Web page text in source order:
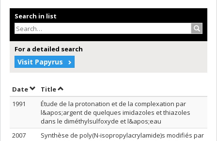
Search in list
For a detailed search
Visit Papyrus
DateSort by date in descending order
TitleSort by title in descending order
1991
Étude de la protonation et de la complexation par
l&apos;argent de quelques imidazoles et thiazoles
dans le diméthylsulfoxyde et l&apos;eau
2007
Synthèse de poly(N-isopropylacrylamide)s modifiés par